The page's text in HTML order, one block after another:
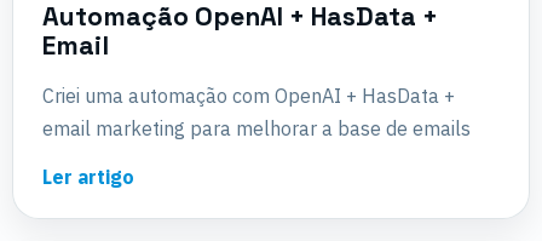
Automação OpenAI + HasData +
Email
Criei uma automação com OpenAI + HasData +
email marketing para melhorar a base de emails
Ler artigo